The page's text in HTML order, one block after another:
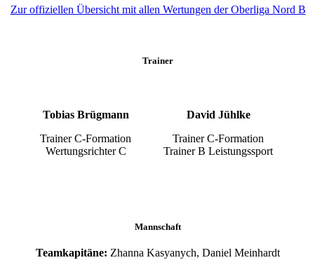
Zur offiziellen Übersicht mit allen Wertungen der Oberliga Nord B
Trainer
Tobias Brügmann
Trainer C-Formation
Wertungsrichter C
David Jühlke
Trainer C-Formation
Trainer B Leistungssport
Mannschaft
Teamkapitäne: Zhanna Kasyanych, Daniel Meinhardt